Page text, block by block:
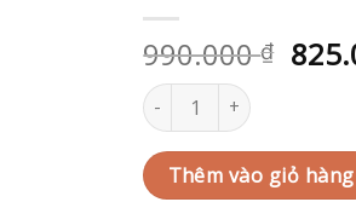
990.000₫
Giỏi hoa sinh nhật Quận
Thêm vào giỏ hàng